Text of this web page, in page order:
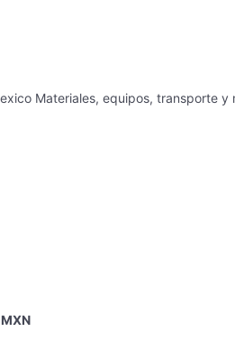
Materiales, equipos, transporte y
MXN